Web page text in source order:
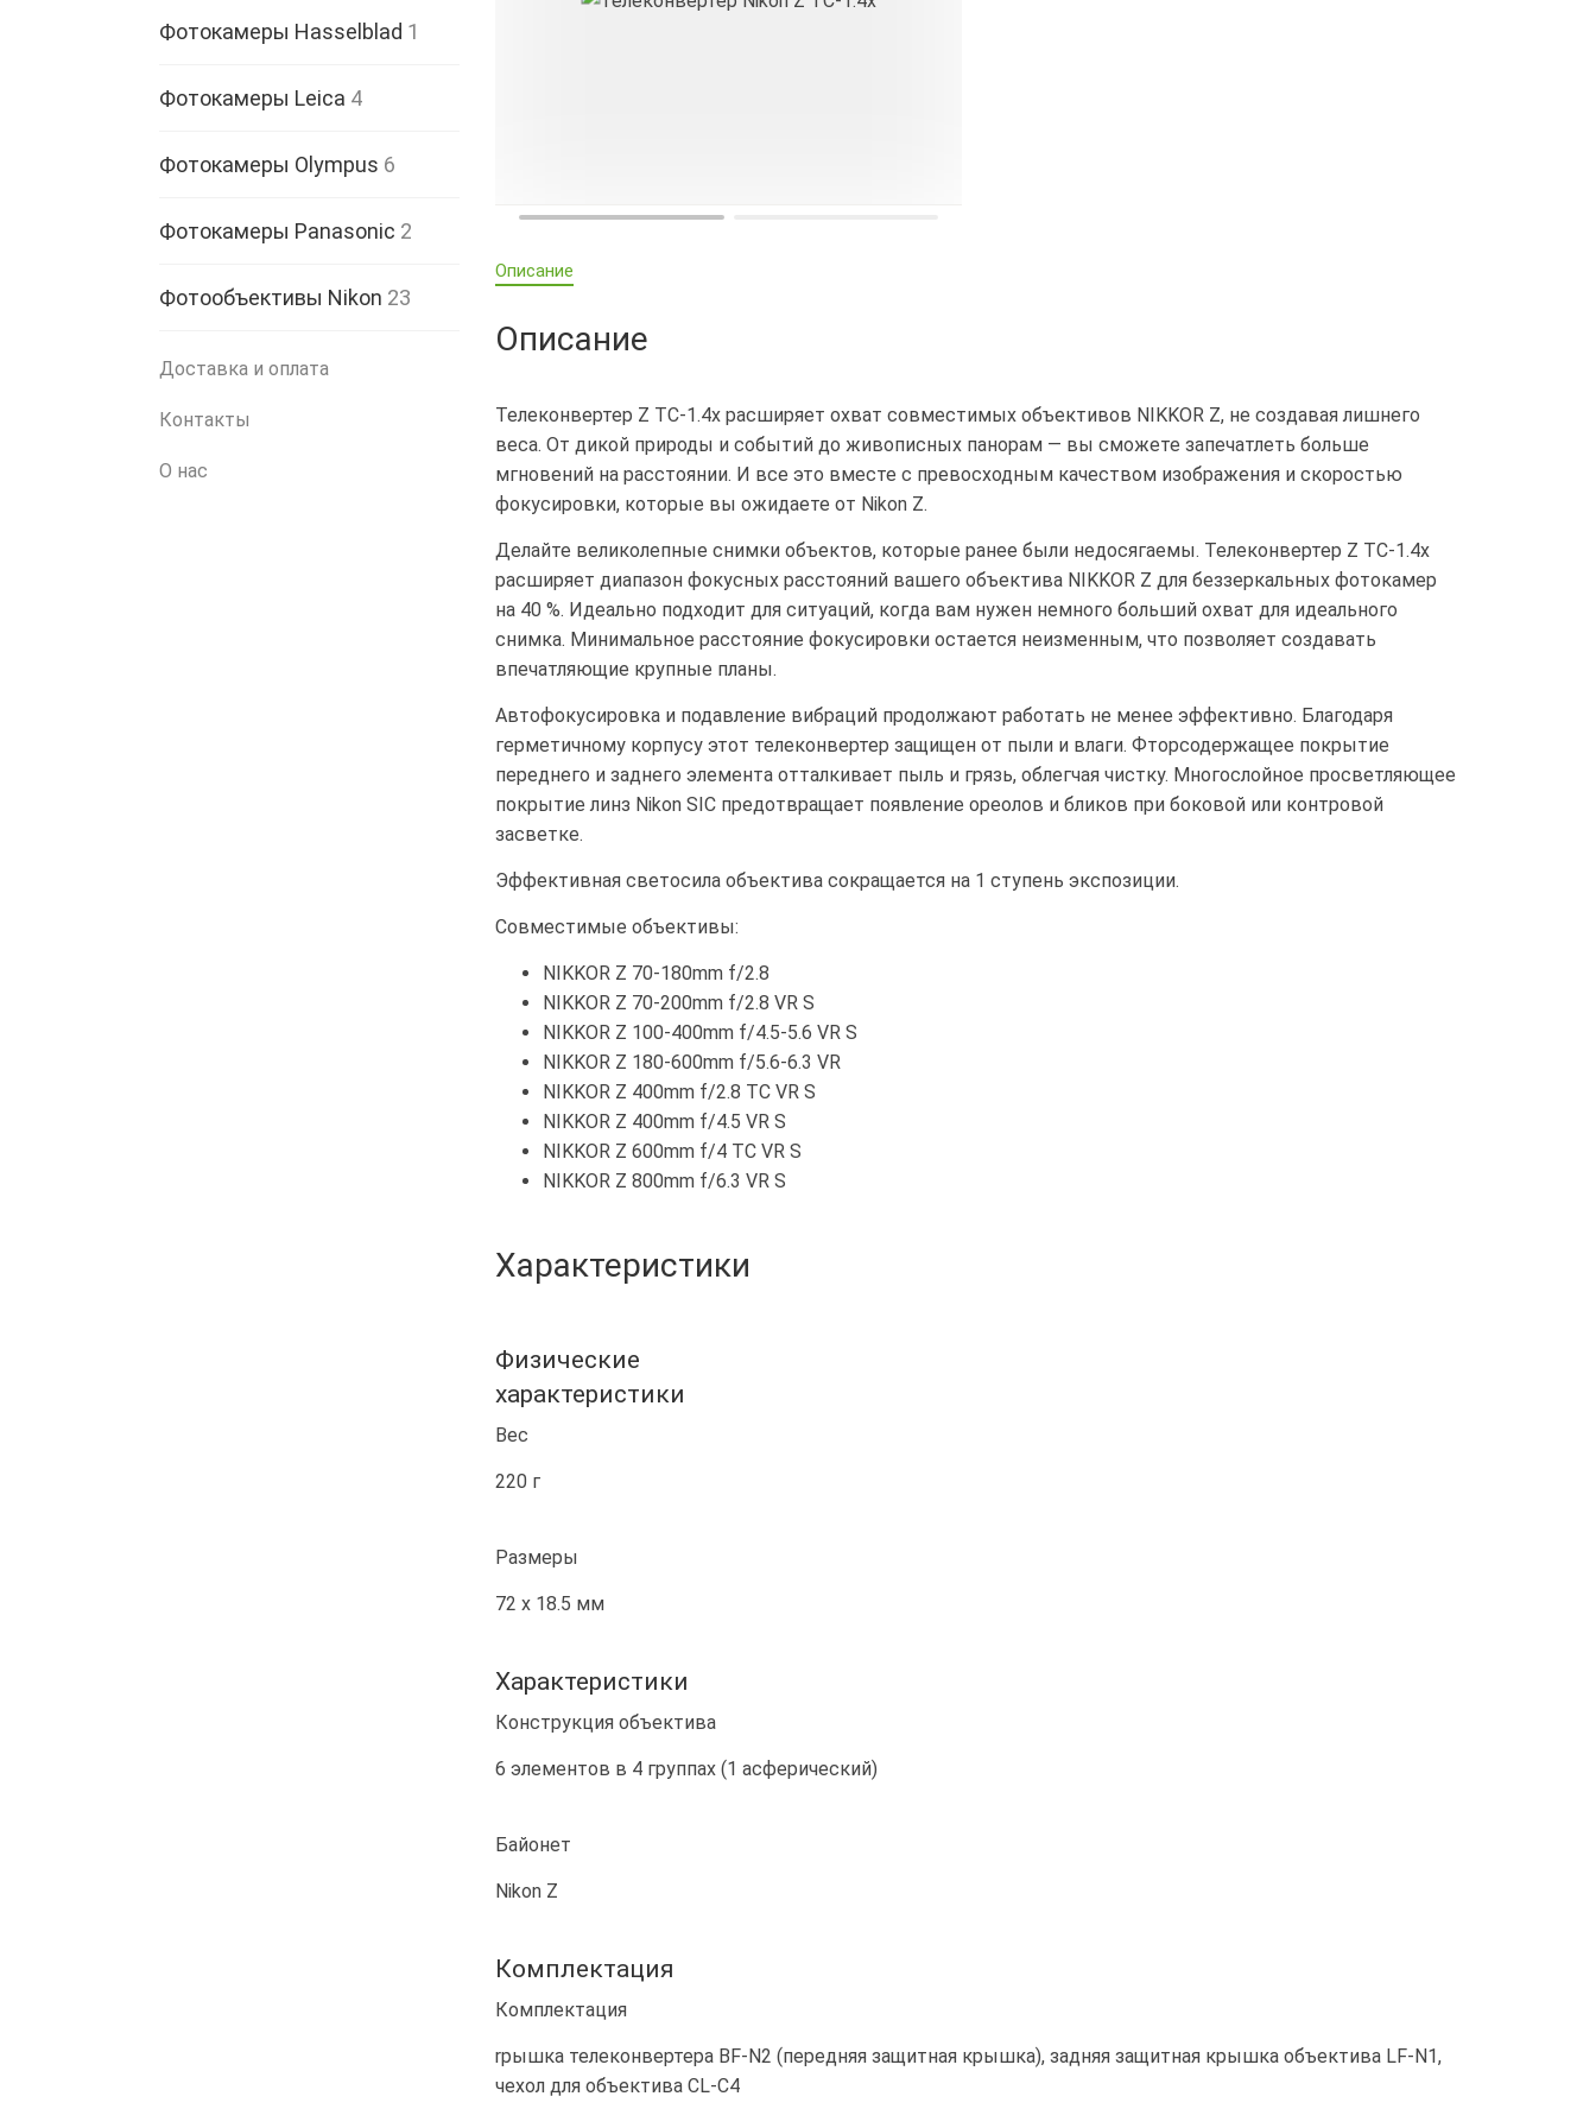
Фотокамеры Hasselblad 1
Фотокамеры Leica 4
Фотокамеры Olympus 6
Фотокамеры Panasonic 2
Фотообъективы Nikon 23
Доставка и оплата
Контакты
О нас
Описание
Описание
Телеконвертер Z TC-1.4x расширяет охват совместимых объективов NIKKOR Z, не создавая лишнего
веса. От дикой природы и событий до живописных панорам — вы сможете запечатлеть больше
мгновений на расстоянии. И все это вместе с превосходным качеством изображения и скоростью
фокусировки, которые вы ожидаете от Nikon Z.
Делайте великолепные снимки объектов, которые ранее были недосягаемы. Телеконвертер Z TC-1.4x
расширяет диапазон фокусных расстояний вашего объектива NIKKOR Z для беззеркальных фотокамер
на 40 %. Идеально подходит для ситуаций, когда вам нужен немного больший охват для идеального
снимка. Минимальное расстояние фокусировки остается неизменным, что позволяет создавать
впечатляющие крупные планы.
Автофокусировка и подавление вибраций продолжают работать не менее эффективно. Благодаря
герметичному корпусу этот телеконвертер защищен от пыли и влаги. Фторсодержащее покрытие
переднего и заднего элемента отталкивает пыль и грязь, облегчая чистку. Многослойное просветляющее
покрытие линз Nikon SIC предотвращает появление ореолов и бликов при боковой или контровой
засветке.
Эффективная светосила объектива сокращается на 1 ступень экспозиции.
Совместимые объективы:
NIKKOR Z 70-180mm f/2.8
NIKKOR Z 70-200mm f/2.8 VR S
NIKKOR Z 100-400mm f/4.5-5.6 VR S
NIKKOR Z 180-600mm f/5.6-6.3 VR
NIKKOR Z 400mm f/2.8 TC VR S
NIKKOR Z 400mm f/4.5 VR S
NIKKOR Z 600mm f/4 TC VR S
NIKKOR Z 800mm f/6.3 VR S
Характеристики
Физические
характеристики
Вес
220 г
Размеры
72 х 18.5 мм
Характеристики
Конструкция объектива
6 элементов в 4 группах (1 асферический)
Байонет
Nikon Z
Комплектация
Комплектация
rрышка телеконвертера BF-N2 (передняя защитная крышка), задняя защитная крышка объектива LF-N1,
чехол для объектива CL-C4